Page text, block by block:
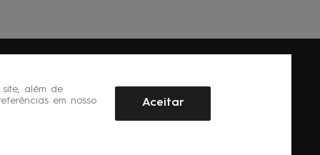
além de
em nosso
Aceitar